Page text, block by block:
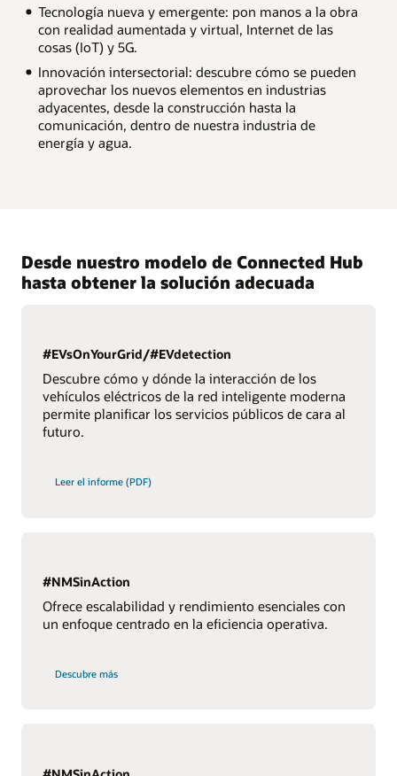
Tecnología nueva y emergente: pon manos a la obra
con realidad aumentada y virtual, Internet de las
cosas (IoT) y 5G.
Innovación intersectorial: descubre cómo se pueden
aprovechar los nuevos elementos en industrias
adyacentes, desde la construcción hasta la
comunicación, dentro de nuestra industria de
energía y agua.
Desde nuestro modelo de Connected Hub
hasta obtener la solución adecuada
#EVsOnYourGrid/#EVdetection
Descubre cómo y dónde la interacción de los
vehículos eléctricos de la red inteligente moderna
permite planificar los servicios públicos de cara al
futuro.
Leer el informe (PDF)
#NMSinAction
Ofrece escalabilidad y rendimiento esenciales con
un enfoque centrado en la eficiencia operativa.
Descubre más